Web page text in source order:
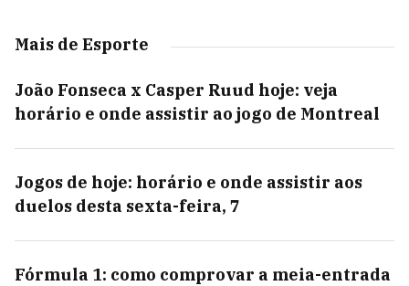
Mais de Esporte
João Fonseca x Casper Ruud hoje: veja
horário e onde assistir ao jogo de Montreal
Jogos de hoje: horário e onde assistir aos
duelos desta sexta-feira, 7
Fórmula 1: como comprovar a meia-entrada